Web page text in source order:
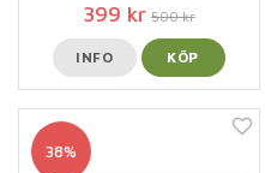
399 kr 500 kr
INFO KÖP
38%